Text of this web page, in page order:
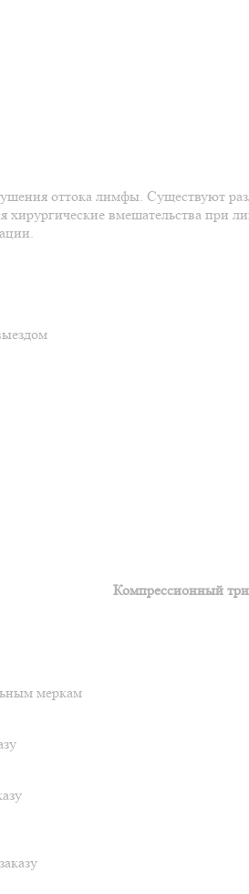
оттока лимфы. Существуют
вмешательства при
Компрессионный
меркам